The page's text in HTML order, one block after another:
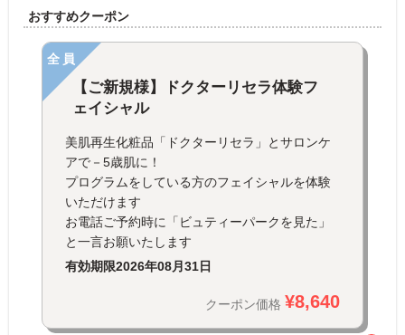
おすすめクーポン
全員
【ご新規様】ドクターリセラ体験フ
ェイシャル
美肌再生化粧品「ドクターリセラ」とサロンケ
アで－5歳肌に！
プログラムをしている方のフェイシャルを体験
いただけます
お電話ご予約時に「ビュティーパークを見た」
と一言お願いたします
有効期限2026年08月31日
クーポン価格 ¥8,640